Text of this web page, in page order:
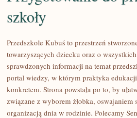
PRZYGOTOWANIE
PRZEDSZKOLA
szkoły
Przedszkole Kubuś to przestrzeń
towarzyszących dziecku oraz o
sprawdzonych informacji na temat
portal wiedzy, w którym praktyka
konkretem. Strona powstała po to, by
związane z wyborem żłobka, oswajaniem
organizacją dnia w rodzinie. Polecamy